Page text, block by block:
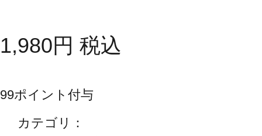
1,980円 税込
99ポイント付与
カテゴリ：